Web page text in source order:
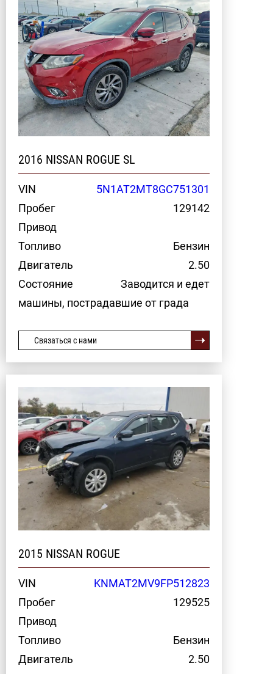
2016 NISSAN ROGUE SL
VIN
5N1AT2MT8GC751301
Пробег
129142
Привод
Топливо
Бензин
Двигатель
2.50
Состояние
Заводится и едет
машины, пострадавшие от града
Связаться с нами
2015 NISSAN ROGUE
VIN
KNMAT2MV9FP512823
Пробег
129525
Привод
Топливо
Бензин
Двигатель
2.50